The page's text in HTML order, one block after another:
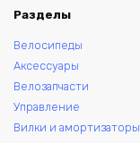
Разделы
Велосипеды
Аксессуары
Велозапчасти
Управление
Вилки и амортизаторы